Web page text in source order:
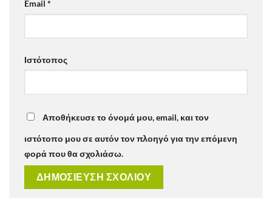
Email *
Ιστότοπος
Αποθήκευσε το όνομά μου, email, και τον
ιστότοπο μου σε αυτόν τον πλοηγό για την επόμενη
φορά που θα σχολιάσω.